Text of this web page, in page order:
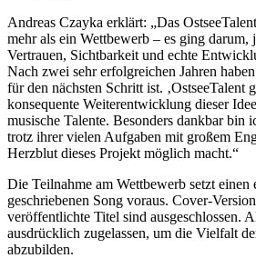
Andreas Czayka erklärt: „Das
mehr als ein Wettbewerb – es ging darum,
Vertrauen, Sichtbarkeit und echte
Nach zwei sehr erfolgreichen Jahren
für den nächsten Schritt ist. ‚OstseeTalent
konsequente Weiterentwicklung dieser
musische Talente. Besonders dankbar
trotz ihrer vielen Aufgaben mit großem
Herzblut dieses Projekt möglich macht.“
Die Teilnahme am Wettbewerb setzt einen
geschriebenen Song voraus. Cover-
veröffentlichte Titel sind ausgeschlossen.
ausdrücklich zugelassen, um die Vielfalt
abzubilden.